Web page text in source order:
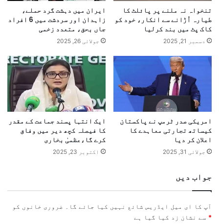
تنخواہ نہ ملنے پر پائلٹ کا
طیارہ اُڑانے سے انکار، خود کو
کاک پٹ میں بند کرلیا
دسمبر 21, 2025
ایران میں دہشت گرد حملے،
زاہدان اور سردشت میں 6 افراد
جاں بحق، متعدد زخمی
جولائی 26, 2025
امریکی صدر ٹرمپ نے پاکستان
کیساتھ تجارتی معاہدے کا
اعلان کر دیا
جولائی 31, 2025
ایک انتہا پسند جماعت کے مقدر
کا فیصلہ کچھ دیر میں وفاق
کرے گا،عظمیٰ بخاری
اکتوبر 23, 2025
جواب دیں
آپ کا ای میل ایڈریس شائع نہیں کیا جائے گا۔
ضروری خانوں کو
* سے نشان زد کیا گیا ہے